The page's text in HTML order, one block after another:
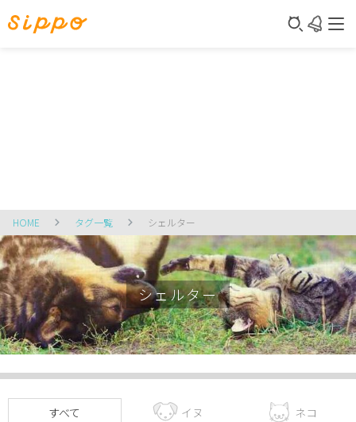
HOME タグ一覧 シェルター
シェルター
すべて イヌ ネコ